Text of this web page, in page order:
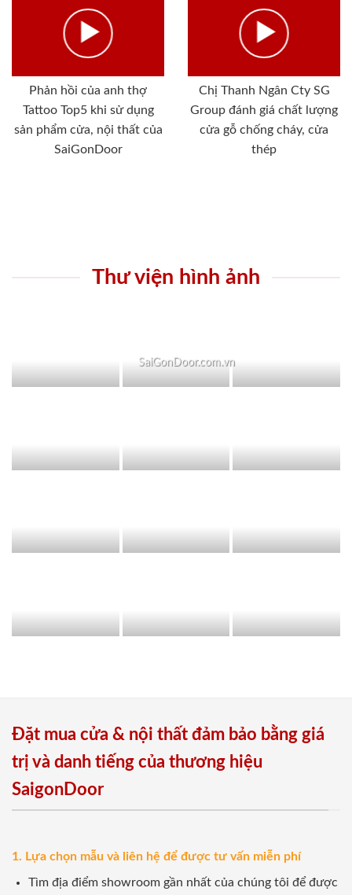
Phản hồi của anh thợ
Tattoo Top5 khi sử dụng
sản phẩm cửa, nội thất của
SaiGonDoor
Chị Thanh Ngân Cty SG
Group đánh giá chất lượng
cửa gỗ chống cháy, cửa
thép
Thư viện hình ảnh
SaiGonDoor.com.vn
Đặt mua cửa & nội thất đảm bảo bằng giá
trị và danh tiếng của thương hiệu
SaigonDoor
1. Lựa chọn mẫu và liên hệ để được tư vấn miễn phí
Tìm địa điểm showroom gần nhất của chúng tôi để được